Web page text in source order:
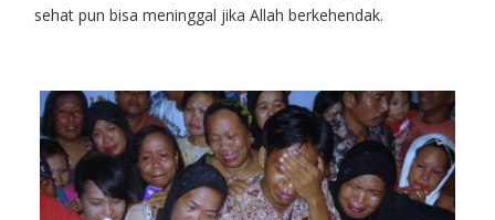
sehat pun bisa meninggal jika Allah berkehendak.